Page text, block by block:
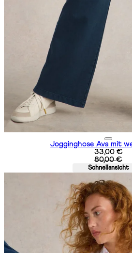
Jogginghose Ava mit
Aktueller
33,00 €
80,00 €
Schnellansicht